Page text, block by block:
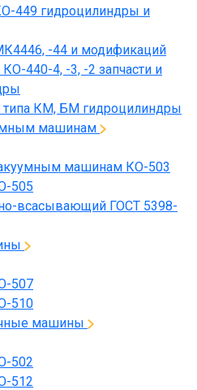
449 гидроцилиндры и
-44 и модификаций
440-4, -3, -2 запчасти и
КМ, БМ гидроцилиндры
машинам
машинам КО-503
505
всасывающий ГОСТ 5398-
507
510
машины
502
512